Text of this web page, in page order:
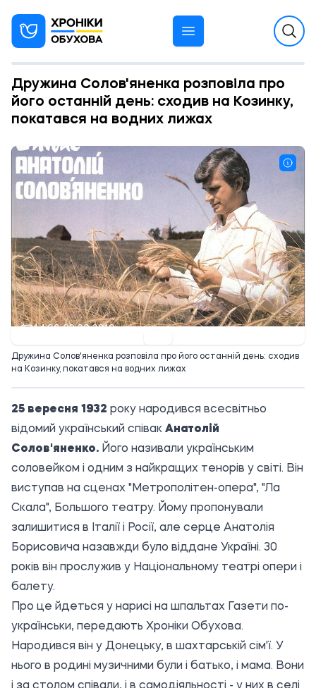
Дружина Солов'яненка розповіла про
його останній день: сходив на Козинку,
покатався на водних лижах
14:06 23.09.2019
Дружина Солов'яненка розповіла про його останній день: сходив
на Козинку, покатався на водних лижах
25 вересня 1932 року народився всесвітньо
відомий український співак Анатолій
Солов'яненко. Його називали українським
соловейком і одним з найкращих тенорів у світі. Він
виступав на сценах "Метрополітен-опера", "Ла
Скала", Большого театру. Йому пропонували
залишитися в Італії і Росії, але серце Анатолія
Борисовича назавжди було віддане Україні. 30
років він прослужив у Національному театрі опери і
балету.
Про це йдеться у нарисі на шпальтах
Газети по-
українськи, передають Хроніки Обухова.
Народився він у Донецьку, в шахтарській сім'ї. У
нього в родині музичними були і батько, і мама. Вони